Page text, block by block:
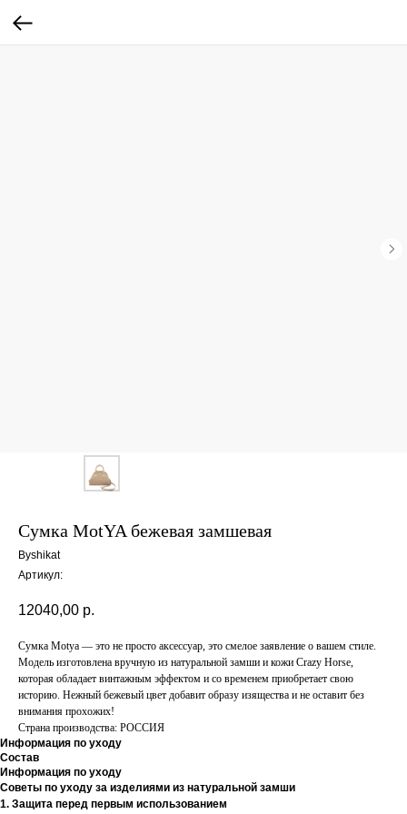
Сумка MotYA бежевая замшевая
Byshikat
Артикул:
12040,00 р.
Сумка Motya — это не просто аксессуар, это смелое заявление о вашем стиле.
Модель изготовлена вручную из натуральной замши и кожи Crazy Horse,
которая обладает винтажным эффектом и со временем приобретает свою
историю. Нежный бежевый цвет добавит образу изящества и не оставит без
внимания прохожих!
Страна производства: РОССИЯ
Информация по уходу
Состав
Информация по уходу
Советы по уходу за изделиями из натуральной замши
1. Защита перед первым использованием